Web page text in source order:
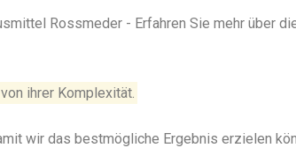
Rossmeder - Erfahren Sie mehr über
ihrer Komplexität.
wir das bestmögliche Ergebnis erzielen